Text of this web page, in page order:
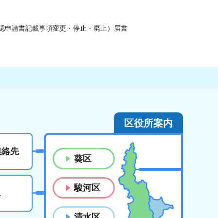
請書記載事項変更・停止・廃止）届書
先
区役所案内
葵区
駿河区